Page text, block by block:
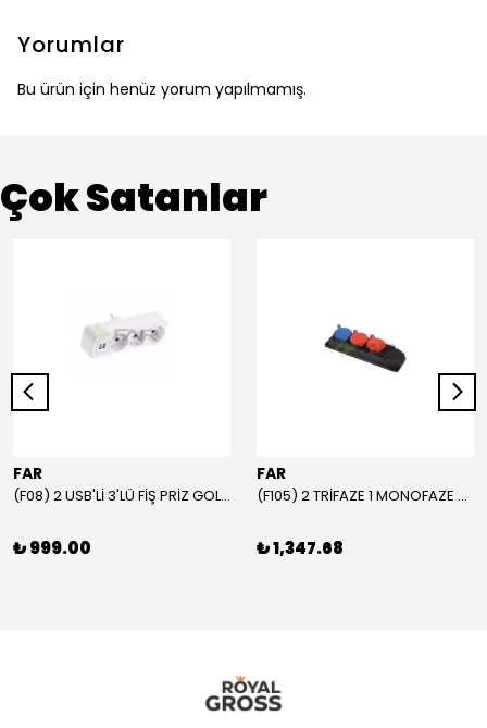
Yorumlar
Bu ürün için henüz yorum yapılmamış.
Çok Satanlar
FAR
(F08) 2 USB'Lİ 3'LÜ FİŞ PRİZ GOLYAT
₺ 999.00
FAR
(F105) 2 TRİFAZE 1 MONOFAZE GRUP PRİZ
₺ 1,347.68